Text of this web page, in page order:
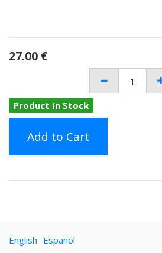
27.00 €
Product In Stock
Add to Cart
English Español